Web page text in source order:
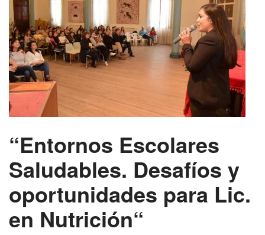
“Entornos Escolares
Saludables. Desafíos y
oportunidades para Lic.
en Nutrición“